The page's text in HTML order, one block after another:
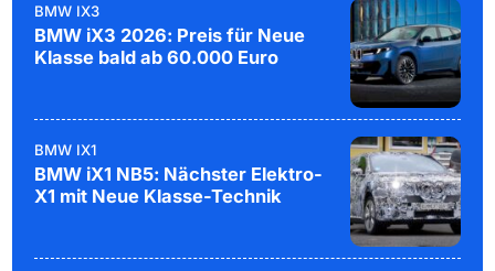
BMW IX3
BMW iX3 2026: Preis für Neue
Klasse bald ab 60.000 Euro
BMW IX1
BMW iX1 NB5: Nächster Elektro-
X1 mit Neue Klasse-Technik